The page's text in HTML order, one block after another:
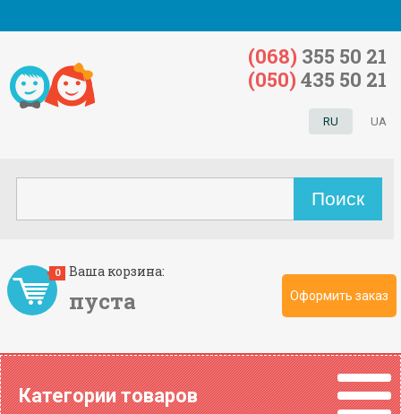
Ваша корзина:
пуста
0
Оформить заказ
RU UA
(068) 355 50 21
(050) 435 50 21
Категории товаров